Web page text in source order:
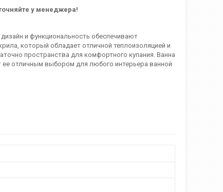
у менеджера!
и функциональность обеспечивают
который обладает отличной теплоизоляцией и
пространства для комфортного купания. Ванна
отличным выбором для любого интерьера ванной